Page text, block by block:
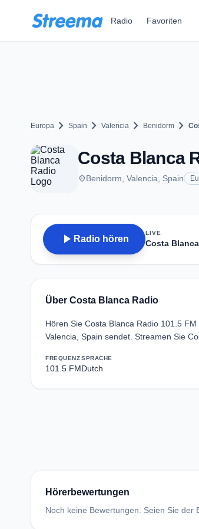
Radio Favoriten
Europa chevron_right Spain chevron_right Valencia chevron_right Benidorm chevron_right
Costa Blanca
placeBenidorm, Valencia, Spain
play_arrow Radio hören
LIVE
Costa
Über Costa Blanca Radio
Hören Sie Costa Blanca Radio 101.5
Valencia, Spain sendet. Streamen Sie
FREQUENZ
101.5 FM
SPRACHE
Dutch
Hörerbewertungen
Noch keine Bewertungen. Seien Sie der